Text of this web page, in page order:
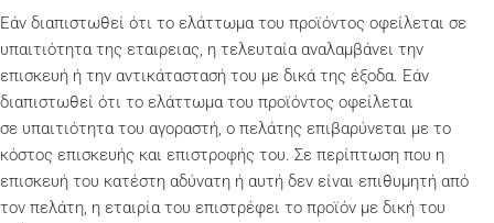
Εάν διαπιστωθεί ότι το ελάττωμα του προϊόντος οφείλεται σε
υπαιτιότητα της εταιρειας, η τελευταία αναλαμβάνει την
επισκευή ή την αντικάταστασή του με δικά της έξοδα. Εάν
διαπιστωθεί ότι το ελάττωμα του προϊόντος οφείλεται
σε υπαιτιότητα του αγοραστή, ο πελάτης επιβαρύνεται με το
κόστος επισκευής και επιστροφής του. Σε περίπτωση που η
επισκευή του κατέστη αδύνατη ή αυτή δεν είναι επιθυμητή από
τον πελάτη, η εταιρία του επιστρέφει το προϊόν με δική του